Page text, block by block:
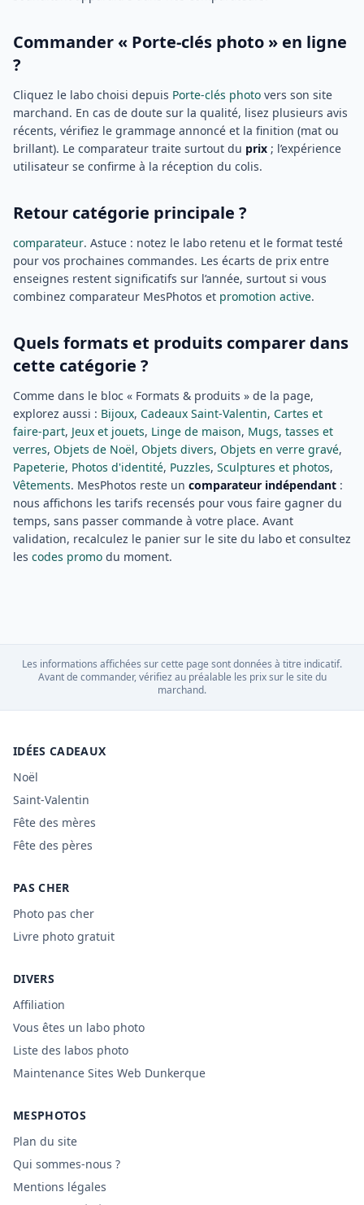
Commander « Porte-clés photo » en ligne
?
Cliquez le labo choisi depuis Porte-clés photo vers son site
marchand. En cas de doute sur la qualité, lisez plusieurs avis
récents, vérifiez le grammage annoncé et la finition (mat ou
brillant). Le comparateur traite surtout du prix ; l’expérience
utilisateur se confirme à la réception du colis.
Retour catégorie principale ?
comparateur. Astuce : notez le labo retenu et le format testé
pour vos prochaines commandes. Les écarts de prix entre
enseignes restent significatifs sur l’année, surtout si vous
combinez comparateur MesPhotos et promotion active.
Quels formats et produits comparer dans
cette catégorie ?
Comme dans le bloc « Formats & produits » de la page,
explorez aussi : Bijoux, Cadeaux Saint-Valentin, Cartes et
faire-part, Jeux et jouets, Linge de maison, Mugs, tasses et
verres, Objets de Noël, Objets divers, Objets en verre gravé,
Papeterie, Photos d'identité, Puzzles, Sculptures et photos,
Vêtements. MesPhotos reste un comparateur indépendant :
nous affichons les tarifs recensés pour vous faire gagner du
temps, sans passer commande à votre place. Avant
validation, recalculez le panier sur le site du labo et consultez
les codes promo du moment.
Les informations affichées sur cette page sont données à titre indicatif.
Avant de commander, vérifiez au préalable les prix sur le site du
marchand.
IDÉES CADEAUX
Noël
Saint-Valentin
Fête des mères
Fête des pères
PAS CHER
Photo pas cher
Livre photo gratuit
DIVERS
Affiliation
Vous êtes un labo photo
Liste des labos photo
Maintenance Sites Web Dunkerque
MESPHOTOS
Plan du site
Qui sommes-nous ?
Mentions légales